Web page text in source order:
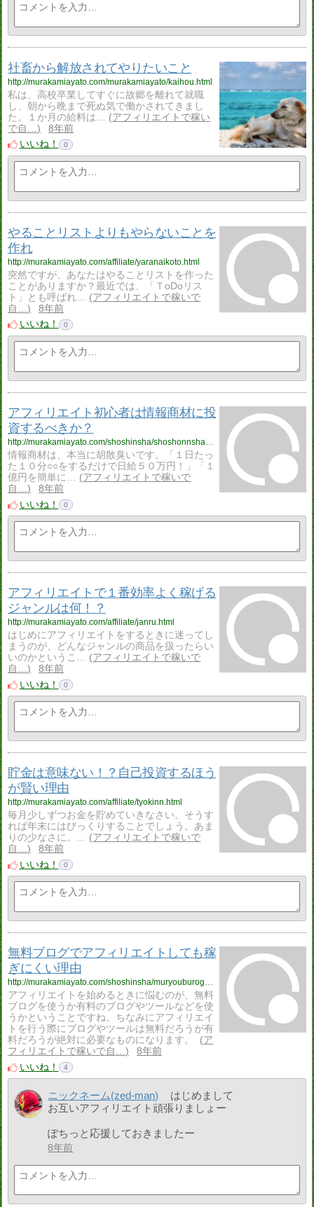
社畜から解放されてやりたいこと
http://murakamiayato.com/murakamiayato/kaihou.html
私は、高校卒業してすぐに故郷を離れて就職
し、朝から晩まで死ぬ気で働かされてきまし
た。１か月の給料は…
アフィリエイトで稼い
で自…
8年前
いいね！
0
やることリストよりもやらないことを
作れ
http://murakamiayato.com/affiliate/yaranaikoto.html
突然ですが、あなたはやることリストを作った
ことがありますか？最近では、「ＴoDoリス
ト」とも呼ばれ…
アフィリエイトで稼いで
自…
8年前
いいね！
0
アフィリエイト初心者は情報商材に投
資するべきか？
http://murakamiayato.com/shoshinsha/shoshonnsha_jyouhoushouzai.html
情報商材は、本当に胡散臭いです。「１日たっ
た１０分○○をするだけで日給５０万円！」「１
億円を簡単に…
アフィリエイトで稼いで
自…
8年前
いいね！
0
アフィリエイトで１番効率よく稼げる
ジャンルは何！？
http://murakamiayato.com/affiliate/janru.html
はじめにアフィリエイトをするときに迷ってし
まうのが、どんなジャンルの商品を扱ったらい
いのかというこ…
アフィリエイトで稼いで
自…
8年前
いいね！
0
貯金は意味ない！？自己投資するほう
が賢い理由
http://murakamiayato.com/affiliate/tyokinn.html
毎月少しずつお金を貯めていきなさい。そうす
れば年末にはびっくりすることでしょう。あま
りの少なさに。…
アフィリエイトで稼いで
自…
8年前
いいね！
0
無料ブログでアフィリエイトしても稼
ぎにくい理由
http://murakamiayato.com/shoshinsha/muryouburogu.html
アフィリエイトを始めるときに悩むのが、無料
ブログを使うか有料のブログやツールなどを使
うかということですね。ちなみにアフィリエイ
トを行う際にブログやツールは無料だろうが有
料だろうが絶対に必要なものになります。
ア
フィリエイトで稼いで自…
8年前
いいね！
4
ニックネーム(zed-man)
はじめまして
お互いアフィリエイト頑張りましょー
ぽちっと応援しておきましたー
8年前